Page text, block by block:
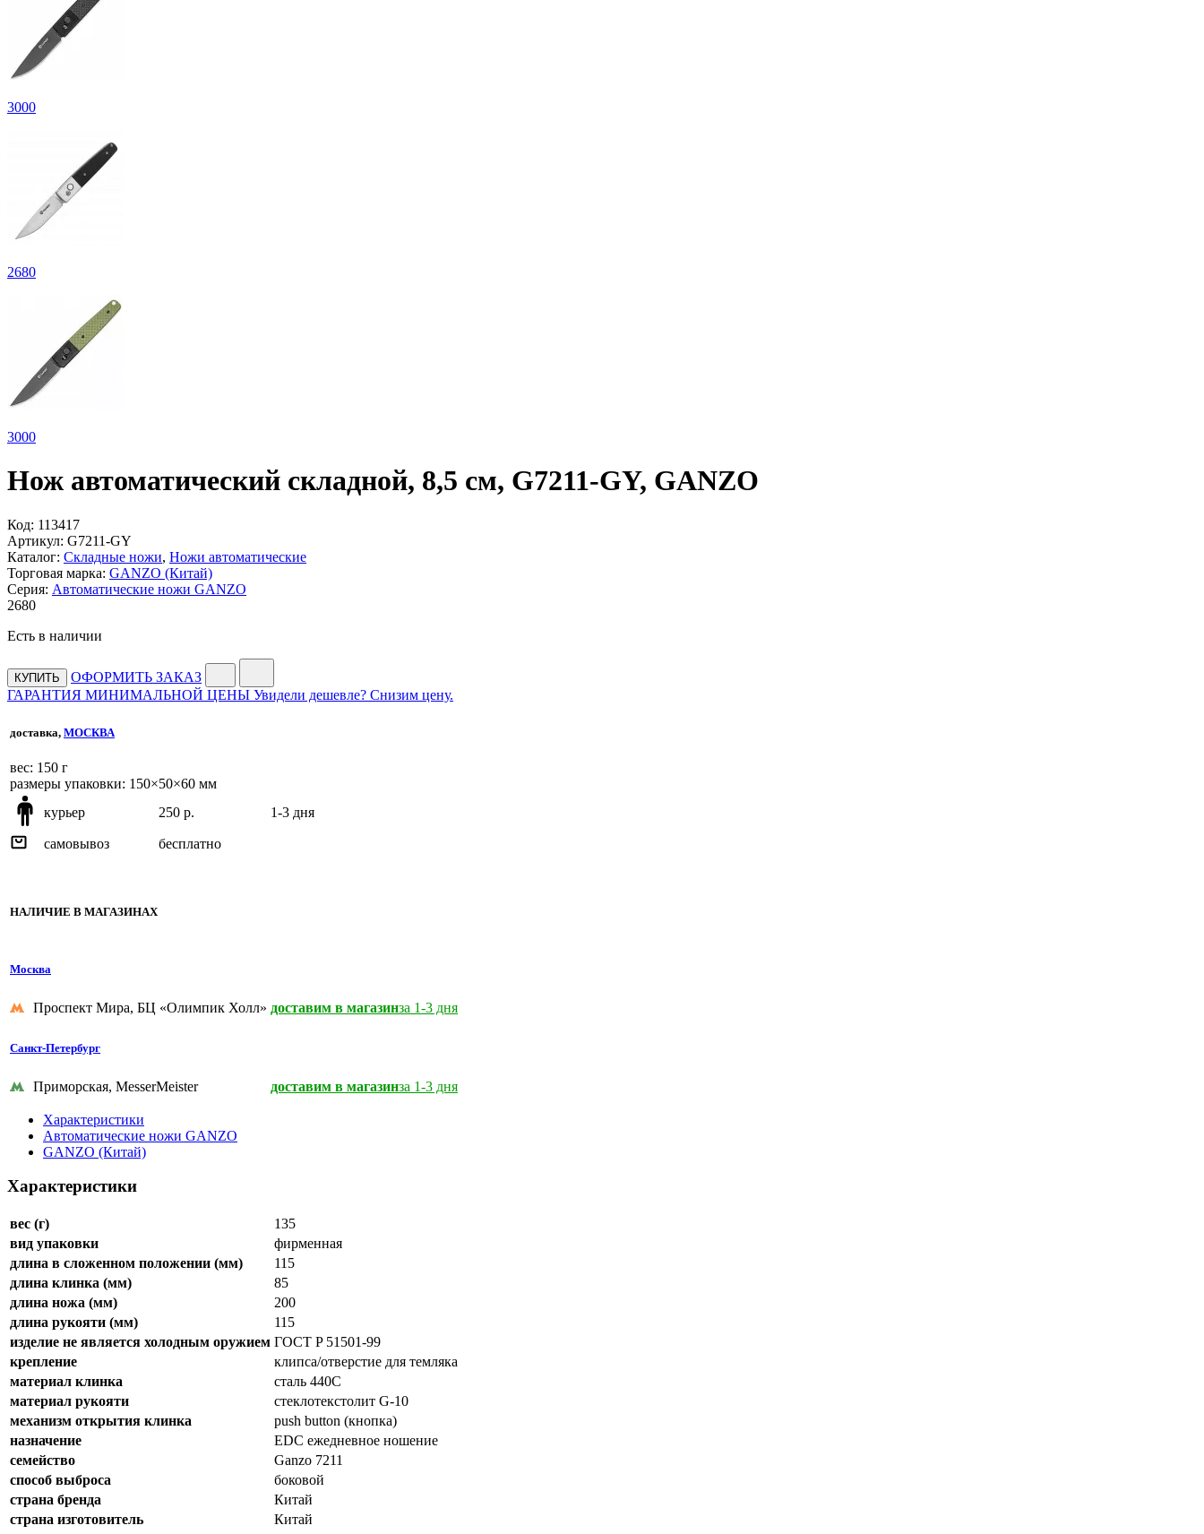
3000
2680
3000
Нож автоматический складной, 8,5 см, G7211-GY, GANZO
Код: 113417
Артикул: G7211-GY
Каталог: Складные ножи, Ножи автоматические
Торговая марка: GANZO (Китай)
Серия: Автоматические ножи GANZO
2680
Есть в наличии
КУПИТЬ
ОФОРМИТЬ ЗАКАЗ
ГАРАНТИЯ МИНИМАЛЬНОЙ ЦЕНЫ Увидели дешевле? Снизим цену.
доставка, МОСКВА
веc: 150 г
размеры упаковки: 150×50×60 мм
курьер
250 р. 1-3 дня
самовывоз бесплатно
НАЛИЧИЕ В МАГАЗИНАХ
Москва
Проспект Мира, БЦ «Олимпик Холл» доставим в магазинза 1-3 дня
Санкт-Петербург
Приморская, MesserMeister доставим в магазинза 1-3 дня
Характеристики
Автоматические ножи GANZO
GANZO (Китай)
Характеристики
вес (г)
135
вид упаковки
фирменная
длина в сложенном положении (мм)
115
длина клинка (мм)
85
длина ножа (мм)
200
длина рукояти (мм)
115
изделие не является холодным оружием ГОСТ P 51501-99
крепление
клипса/отверстие для темляка
материал клинка
сталь 440C
материал рукояти
стеклотекстолит G-10
механизм открытия клинка
push button (кнопка)
назначение
EDC ежедневное ношение
семейство
Ganzo 7211
способ выброса
боковой
страна бренда
Китай
страна изготовитель
Китай